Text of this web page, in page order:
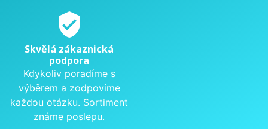
verified_user
Skvělá zákaznická
podpora
Kdykoliv poradíme s
výběrem a zodpovíme
každou otázku. Sortiment
známe poslepu.